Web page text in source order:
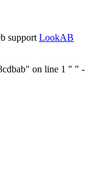
support LookAB
on line 1 " " -